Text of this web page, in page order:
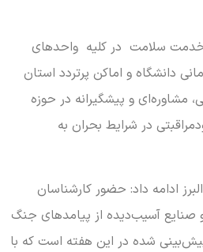
سلامت در کلیه واحدهای
دانشگاه و اماکن پرتردد استان
مشاوره‌ای و پیشگیرانه در حوزه
در شرایط بحران به
ادامه داد: حضور کارشناسان
صنایع آسیب‌دیده از پیامدهای جنگ
پیش‌بینی شده در این هفته است که با